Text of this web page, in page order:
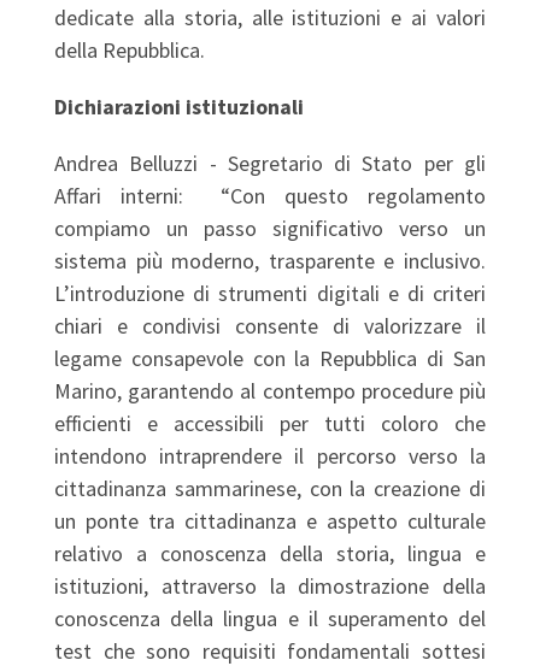
dedicate alla storia, alle istituzioni e ai valori
della Repubblica.
Dichiarazioni istituzionali
Andrea Belluzzi - Segretario di Stato per gli
Affari interni: “Con questo regolamento
compiamo un passo significativo verso un
sistema più moderno, trasparente e inclusivo.
L’introduzione di strumenti digitali e di criteri
chiari e condivisi consente di valorizzare il
legame consapevole con la Repubblica di San
Marino, garantendo al contempo procedure più
efficienti e accessibili per tutti coloro che
intendono intraprendere il percorso verso la
cittadinanza sammarinese, con la creazione di
un ponte tra cittadinanza e aspetto culturale
relativo a conoscenza della storia, lingua e
istituzioni, attraverso la dimostrazione della
conoscenza della lingua e il superamento del
test che sono requisiti fondamentali sottesi